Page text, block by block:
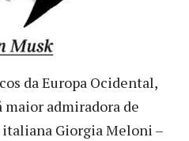
da Europa Ocidental,
admiradora de
Giorgia Meloni –